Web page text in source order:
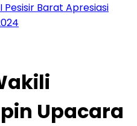
Pesisir Barat Apresiasi
Upacara